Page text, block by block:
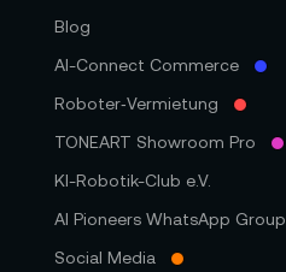
Blog
AI-Connect Commerce
Roboter‑Vermietung
TONEART Showroom Pro
KI-Robotik-Club e.V.
AI Pioneers WhatsApp Group
Social Media